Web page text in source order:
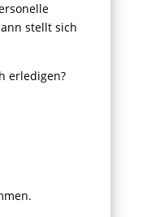
stellt sich
erledigen?